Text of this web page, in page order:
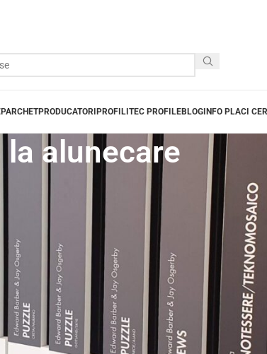
PARCHETPRODUCATORI PROFILITEC PROFILEBLOG INFO PLACI
alunecare